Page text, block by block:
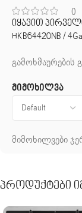
0
მიმოხილვა
მიმოხილვები
იყავით
HKB64420NB /
გამოხმაურების
Პროდუქტები